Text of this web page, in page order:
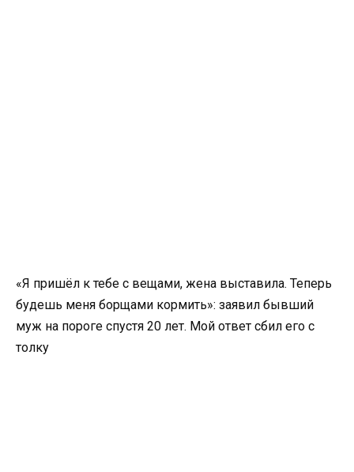
«Я пришёл к тебе с вещами, жена выставила. Теперь
будешь меня борщами кормить»: заявил бывший
муж на пороге спустя 20 лет. Мой ответ сбил его с
толку